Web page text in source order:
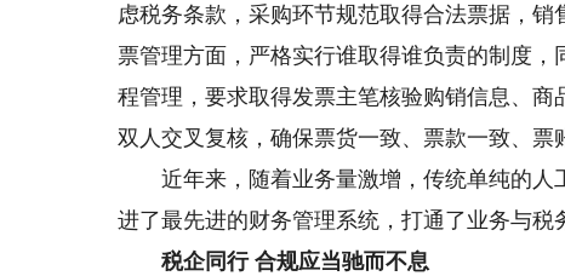
虑税务条款，采购环节规范取得合法票据，
票管理方面，严格实行谁取得谁负责的制度
程管理，要求取得发票主笔核验购销信息、
双人交叉复核，确保票货一致、票款一致、票
近年来，随着业务量激增，传统单纯的人
进了最先进的财务管理系统，打通了业务与税
税企同行 合规应当驰而不息